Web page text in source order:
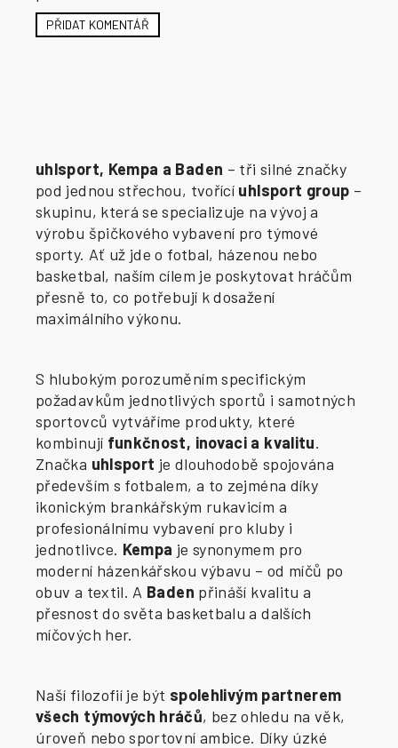
PŘIDAT KOMENTÁŘ
uhlsport, Kempa a Baden – tři silné značky
pod jednou střechou, tvořící uhlsport group –
skupinu, která se specializuje na vývoj a
výrobu špičkového vybavení pro týmové
sporty. Ať už jde o fotbal, házenou nebo
basketbal, naším cílem je poskytovat hráčům
přesně to, co potřebují k dosažení
maximálního výkonu.
S hlubokým porozuměním specifickým
požadavkům jednotlivých sportů i samotných
sportovců vytváříme produkty, které
kombinují funkčnost, inovaci a kvalitu.
Značka uhlsport je dlouhodobě spojována
především s fotbalem, a to zejména díky
ikonickým brankářským rukavicím a
profesionálnímu vybavení pro kluby i
jednotlivce. Kempa je synonymem pro
moderní házenkářskou výbavu – od míčů po
obuv a textil. A Baden přináší kvalitu a
přesnost do světa basketbalu a dalších
míčových her.
Naší filozofií je být spolehlivým partnerem
všech týmových hráčů, bez ohledu na věk,
úroveň nebo sportovní ambice. Díky úzké